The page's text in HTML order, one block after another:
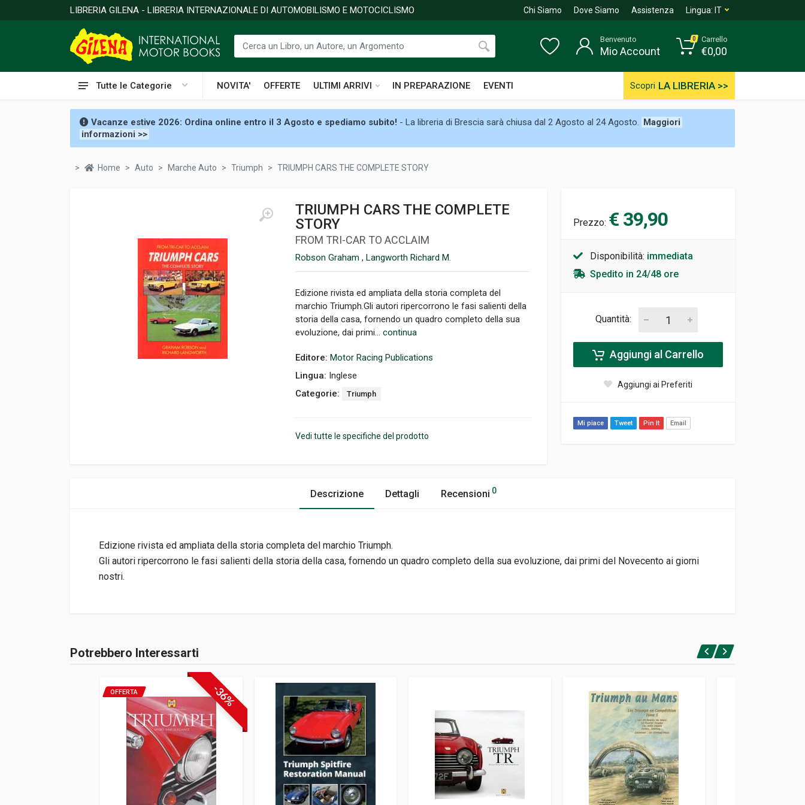
LIBRERIA GILENA - LIBRERIA INTERNAZIONALE DI AUTOMOBILISMO E MOTOCICLISMO Chi Siamo Dove Siamo Assistenza Lingua: IT
Tutte le Categorie NOVITA' OFFERTE ULTIMI ARRIVI IN PREPARAZIONE EVENTI Scopri LA LIBRERIA >>
Benvenuto
Mio Account
0 Carrello
€0,00
Vacanze estive 2026: Ordina online entro il 3 Agosto e spediamo subito! - La libreria di Brescia sarà chiusa dal 2 Agosto al 24 Agosto. Maggiori
informazioni >>
Home Auto Marche Auto Triumph TRIUMPH CARS THE COMPLETE STORY
TRIUMPH CARS THE COMPLETE
STORY
FROM TRI-CAR TO ACCLAIM
Robson Graham , Langworth Richard M.
Edizione rivista ed ampliata della storia completa del
marchio Triumph.Gli autori ripercorrono le fasi salienti della
storia della casa, fornendo un quadro completo della sua
evoluzione, dai primi... continua
Editore: Motor Racing Publications
Lingua: Inglese
Categorie:
Triumph
Vedi tutte le specifiche del prodotto
Prezzo: € 39,90
Disponibilità: immediata
Spedito in 24/48 ore
Quantità:
Aggiungi al Carrello
Aggiungi ai Preferiti
Mi piace Tweet Pin It Email
Descrizione Dettagli Recensioni 0
Edizione rivista ed ampliata della storia completa del marchio Triumph.
Gli autori ripercorrono le fasi salienti della storia della casa, fornendo un quadro completo della sua evoluzione, dai primi del Novecento ai giorni
nostri.
ISBN / EAN 1899870725
Motor Racing Publications
Lingua del testo Inglese
Data di stampa 05/2004
3
19 x 25 x 2 cm
Accedi o registrati
Potrebbero Interessarti
-36%
OFFERTA